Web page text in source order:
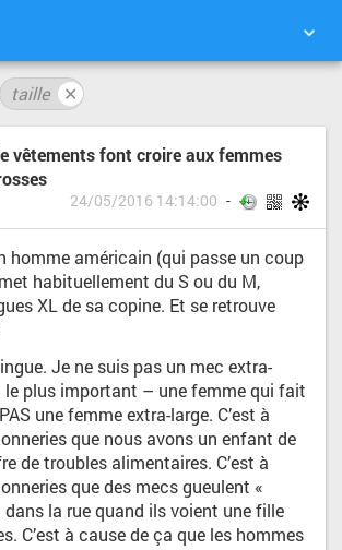
RECHERCHER
taille ✕
vêtements font croire aux femmes
24/05/2016 14:14:00
homme américain (qui passe un coup
habituellement du S ou du M,
XL de sa copine. Et se retrouve
Je ne suis pas un mec extra-
le plus important – une femme qui fait
une femme extra-large. C’est à
que nous avons un enfant de
de troubles alimentaires. C’est à
que des mecs gueulent «
dans la rue quand ils voient une fille
C’est à cause de ça que les hommes